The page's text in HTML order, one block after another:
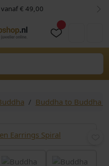
€ 49,00
Buddha to Buddha